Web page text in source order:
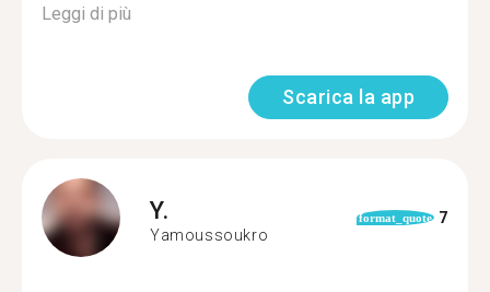
Leggi di più
Scarica la app
Y.
Yamoussoukro
format_quote 7